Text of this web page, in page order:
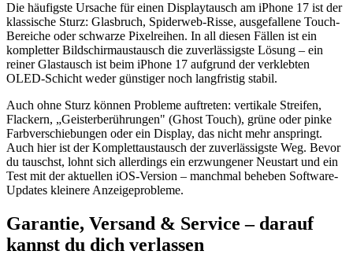
Die häufigste Ursache für einen Displaytausch am iPhone 17 ist der
klassische Sturz: Glasbruch, Spiderweb-Risse, ausgefallene Touch-
Bereiche oder schwarze Pixelreihen. In all diesen Fällen ist ein
kompletter Bildschirmaustausch die zuverlässigste Lösung – ein
reiner Glastausch ist beim iPhone 17 aufgrund der verklebten
OLED-Schicht weder günstiger noch langfristig stabil.
Auch ohne Sturz können Probleme auftreten: vertikale Streifen,
Flackern, „Geisterberührungen" (Ghost Touch), grüne oder pinke
Farbverschiebungen oder ein Display, das nicht mehr anspringt.
Auch hier ist der Komplettaustausch der zuverlässigste Weg. Bevor
du tauschst, lohnt sich allerdings ein erzwungener Neustart und ein
Test mit der aktuellen iOS-Version – manchmal beheben Software-
Updates kleinere Anzeigeprobleme.
Garantie, Versand & Service – darauf
kannst du dich verlassen